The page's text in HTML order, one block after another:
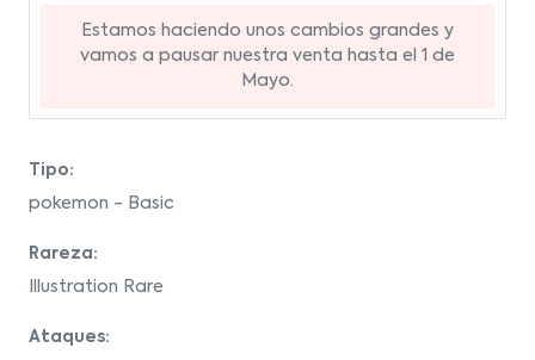
Estamos haciendo unos cambios grandes y
vamos a pausar nuestra venta hasta el 1 de
Mayo.
Tipo:
pokemon - Basic
Rareza:
Illustration Rare
Ataques: